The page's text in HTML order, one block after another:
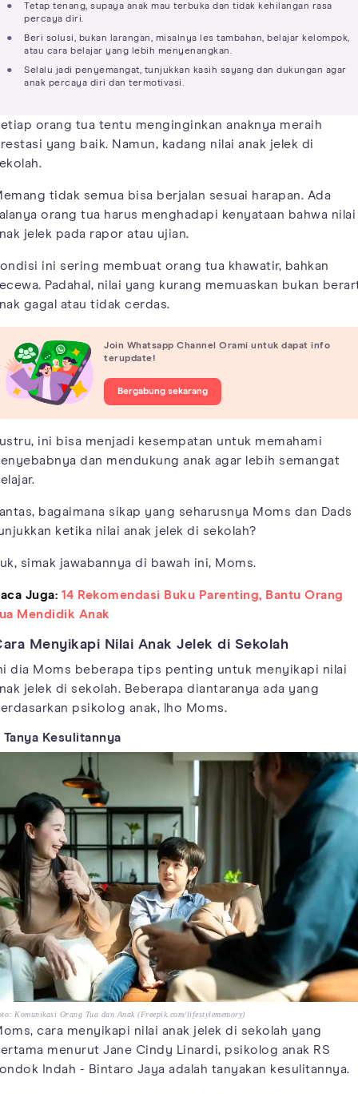
Tetap tenang, supaya anak mau terbuka dan tidak kehilangan rasa
percaya diri.
Beri solusi, bukan larangan, misalnya les tambahan, belajar kelompok,
atau cara belajar yang lebih menyenangkan.
Selalu jadi penyemangat, tunjukkan kasih sayang dan dukungan agar
anak percaya diri dan termotivasi.
orang tua tentu menginginkan anaknya meraih
yang baik. Namun, kadang nilai anak jelek di
tidak semua bisa berjalan sesuai harapan. Ada
orang tua harus menghadapi kenyataan bahwa nilai
jelek pada rapor atau ujian.
ini sering membuat orang tua khawatir, bahkan
Padahal, nilai yang kurang memuaskan bukan
gagal atau tidak cerdas.
Join Whatsapp Channel Orami untuk dapat info
terupdate!
Bergabung sekarang
ini bisa menjadi kesempatan untuk memahami
dan mendukung anak agar lebih semangat
bagaimana sikap yang seharusnya Moms dan Dads
ketika nilai anak jelek di sekolah?
simak jawabannya di bawah ini, Moms.
Juga: 14 Rekomendasi Buku Parenting, Bantu Orang
Mendidik Anak
Menyikapi Nilai Anak Jelek di Sekolah
dia Moms beberapa tips penting untuk menyikapi nilai
jelek di sekolah. Beberapa diantaranya ada yang
psikolog anak, lho Moms.
Tanya Kesulitannya
Komunikasi Orang Tua dan Anak (Freepik.com/lifestylememory)
cara menyikapi nilai anak jelek di sekolah yang
menurut Jane Cindy Linardi, psikolog anak RS
Indah - Bintaro Jaya adalah tanyakan kesulitannya.